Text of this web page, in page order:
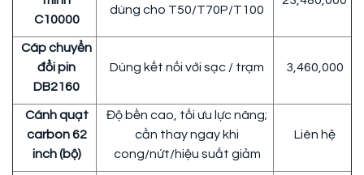
C10000
dùng cho T50/T70P/T100
Cáp chuyển
đổi pin
DB2160
Dùng kết nối với sạc / trạm 3,460,000
Cánh quạt
carbon 62
inch (bộ)
Độ bền cao, tối ưu lực nâng;
cần thay ngay khi
cong/nứt/hiệu suất giảm
Liên hệ